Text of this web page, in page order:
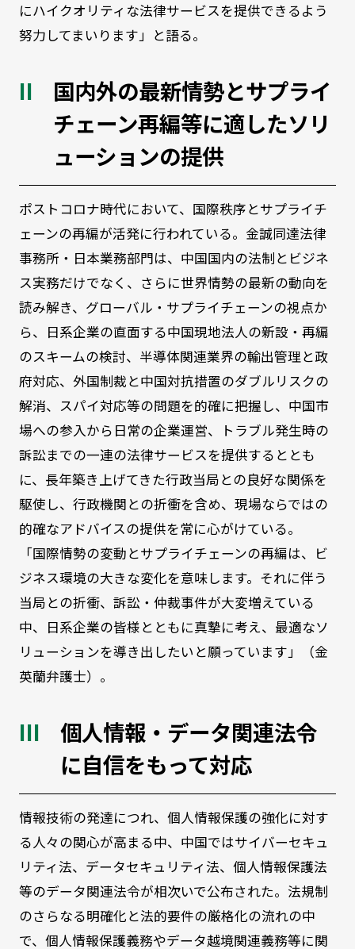
にハイクオリティな法律サービスを提供できるよう
努力してまいります」と語る。
国内外の最新情勢とサプライ
チェーン再編等に適したソリ
ューションの提供
ポストコロナ時代において、国際秩序とサプライチ
ェーンの再編が活発に行われている。金誠同達法律
事務所・日本業務部門は、中国国内の法制とビジネ
ス実務だけでなく、さらに世界情勢の最新の動向を
読み解き、グローバル・サプライチェーンの視点か
ら、日系企業の直面する中国現地法人の新設・再編
のスキームの検討、半導体関連業界の輸出管理と政
府対応、外国制裁と中国対抗措置のダブルリスクの
解消、スパイ対応等の問題を的確に把握し、中国市
場への参入から日常の企業運営、トラブル発生時の
訴訟までの一連の法律サービスを提供するととも
に、長年築き上げてきた行政当局との良好な関係を
駆使し、行政機関との折衝を含め、現場ならではの
的確なアドバイスの提供を常に心がけている。
「国際情勢の変動とサプライチェーンの再編は、ビ
ジネス環境の大きな変化を意味します。それに伴う
当局との折衝、訴訟・仲裁事件が大変増えている
中、日系企業の皆様とともに真摯に考え、最適なソ
リューションを導き出したいと願っています」（金
英蘭弁護士）。
個人情報・データ関連法令
に自信をもって対応
情報技術の発達につれ、個人情報保護の強化に対す
る人々の関心が高まる中、中国ではサイバーセキュ
リティ法、データセキュリティ法、個人情報保護法
等のデータ関連法令が相次いで公布された。法規制
のさらなる明確化と法的要件の厳格化の流れの中
で、個人情報保護義務やデータ越境関連義務等に関